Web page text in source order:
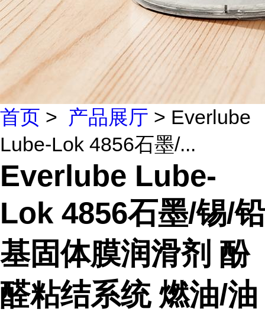
首页 > 产品展厅 > Everlube
Lube-Lok 4856石墨/...
Everlube Lube-
Lok 4856石墨/锡/铅
基固体膜润滑剂 酚
醛粘结系统 燃油/油